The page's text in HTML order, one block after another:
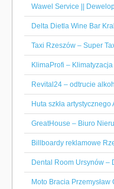
Wawel Service ||
Delta Dietla Wine Bar
Taxi Rzeszów – Super
KlimaProfi –
Revital24 – odtrucie
Huta szkła artystycznego
GreatHouse – Biuro
Billboardy reklamowe
Dental Room Ursynów –
Moto Bracia Przemysław